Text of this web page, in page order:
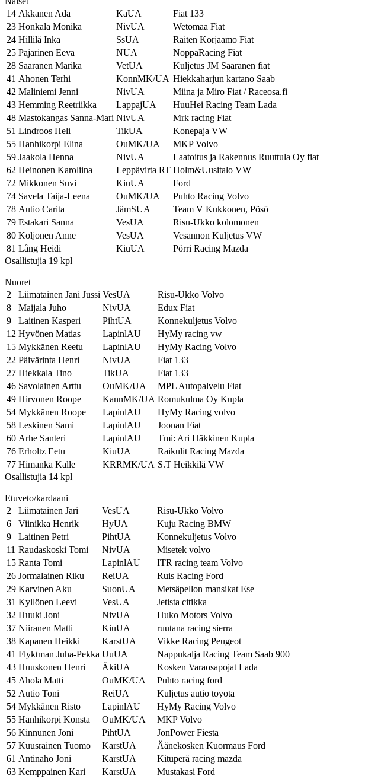
14 Akkanen Ada KaUA
Fiat 133
23 Honkala Monika NivUA
Wetomaa Fiat
24 Hillilä Inka SsUA
Raiten Korjaamo Fiat
25 Pajarinen Eeva NUA
NoppaRacing Fiat
28 Saaranen Marika VetUA
Kuljetus JM Saaranen fiat
41 Ahonen Terhi KonnMK/UA Hiekkaharjun kartano Saab
42 Maliniemi Jenni NivUA
Miina ja Miro Fiat / Raceosa.fi
43 Hemming Reetriikka LappajUA
HuuHei Racing Team Lada
48 Mastokangas Sanna-Mari NivUA
Mrk racing Fiat
51 Lindroos Heli TikUA
Konepaja VW
55 Hanhikorpi Elina OuMK/UA
MKP Volvo
59 Jaakola Henna NivUA
Laatoitus ja Rakennus Ruuttula Oy fiat
62 Heinonen Karoliina Leppävirta RT Holm&Uusitalo VW
72 Mikkonen Suvi KiuUA
Ford
74 Savela Taija-Leena OuMK/UA
Puhto Racing Volvo
78 Autio Carita JämSUA
Team V Kukkonen, Pösö
79 Estakari Sanna VesUA
Risu-Ukko kolomonen
80 Koljonen Anne VesUA
Vesannon Kuljetus VW
81 Lång Heidi KiuUA
Pörri Racing Mazda
Osallistujia 19 kpl
Nuoret
2
Liimatainen Jani Jussi VesUA
Risu-Ukko Volvo
8
Maijala Juho NivUA
Edux Fiat
9
Laitinen Kasperi PihtUA
Konnekuljetus Volvo
12 Hyvönen Matias LapinlAU
HyMy racing vw
15 Mykkänen Reetu LapinlAU
HyMy Racing Volvo
22 Päivärinta Henri NivUA
Fiat 133
27 Hiekkala Tino TikUA
Fiat 133
46 Savolainen Arttu OuMK/UA
MPL Autopalvelu Fiat
49 Hirvonen Roope KannMK/UA Romukulma Oy Kupla
54 Mykkänen Roope LapinlAU
HyMy Racing volvo
58 Leskinen Sami LapinlAU
Joonan Fiat
60 Arhe Santeri LapinlAU
Tmi: Ari Häkkinen Kupla
76 Erholtz Eetu KiuUA
Raikulit Racing Mazda
77 Himanka Kalle KRRMK/UA S.T Heikkilä VW
Osallistujia 14 kpl
Etuveto/kardaani
2
Liimatainen Jari VesUA
Risu-Ukko Volvo
6
Viinikka Henrik HyUA
Kuju Racing BMW
9
Laitinen Petri PihtUA
Konnekuljetus Volvo
11 Raudaskoski Tomi NivUA
Misetek volvo
15 Ranta Tomi LapinlAU
ITR racing team Volvo
26 Jormalainen Riku ReiUA
Ruis Racing Ford
29 Karvinen Aku SuonUA
Metsäpellon mansikat Ese
31 Kyllönen Leevi VesUA
Jetista citikka
32 Huuki Joni NivUA
Huko Motors Volvo
37 Niiranen Matti KiuUA
ruutana racing sierra
38 Kapanen Heikki KarstUA
Vikke Racing Peugeot
41 Flyktman Juha-Pekka UuUA
Nappukalja Racing Team Saab 900
43 Huuskonen Henri ÄkiUA
Kosken Varaosapojat Lada
45 Ahola Matti OuMK/UA
Puhto racing ford
52 Autio Toni ReiUA
Kuljetus autio toyota
54 Mykkänen Risto LapinlAU
HyMy Racing Volvo
55 Hanhikorpi Konsta OuMK/UA
MKP Volvo
56 Kinnunen Joni PihtUA
JonPower Fiesta
57 Kuusrainen Tuomo KarstUA
Äänekosken Kuormaus Ford
61 Antinaho Joni KarstUA
Kituperä racing mazda
63 Kemppainen Kari KarstUA
Mustakasi Ford